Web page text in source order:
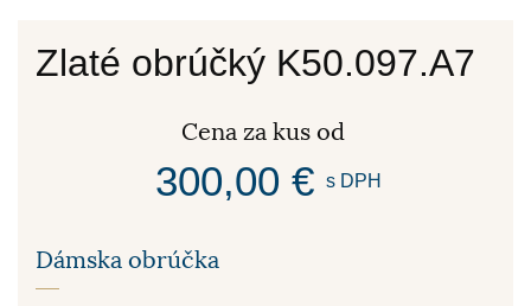
Zlaté obrúčký K50.097.A7
Cena za kus od
300,00 € s DPH
Dámska obrúčka